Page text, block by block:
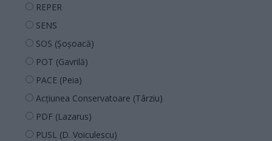
REPER
SENS
SOS (Șoșoacă)
POT (Gavrilă)
PACE (Peia)
Acțiunea Conservatoare (Târziu)
PDF (Lazarus)
PUSL (D. Voiculescu)